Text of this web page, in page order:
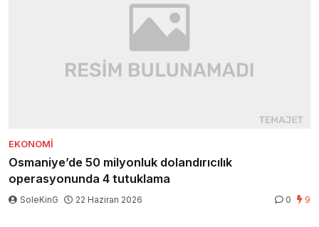
EKONOMI
Osmaniye’de 50 milyonluk dolandırıcılık
operasyonunda 4 tutuklama
SoleKinG 22 Haziran 2026 0 9